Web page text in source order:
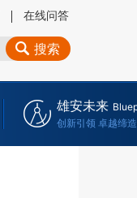
在线问答
搜索
雄安未来
创新引领 卓越缔造